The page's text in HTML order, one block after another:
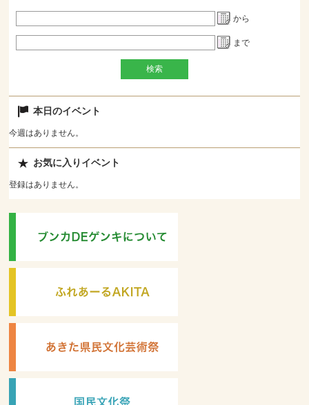
から
まで
本日のイベント
今週はありません。
お気に入りイベント
登録はありません。